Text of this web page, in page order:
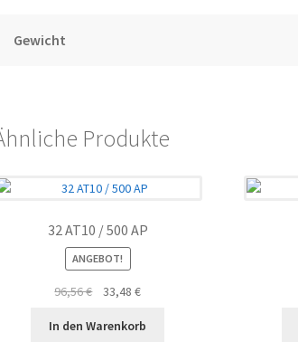
Gewicht
Produkte
32 AT10 / 500 AP
ANGEBOT!
96,56€
Ursprünglicher
war:
33,48€Aktueller
ist:
In den Warenkorb